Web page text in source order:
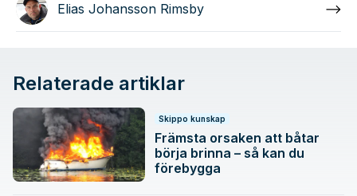
Elias Johansson Rimsby
Relaterade artiklar
Skippo kunskap
Främsta orsaken att båtar
börja brinna – så kan du
förebygga